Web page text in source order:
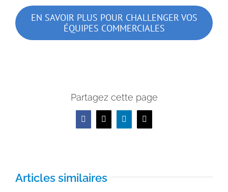
EN SAVOIR PLUS POUR CHALLENGER VOS
ÉQUIPES COMMERCIALES
Partagez cette page
Facebook
X LinkedInEmail
Articles similaires